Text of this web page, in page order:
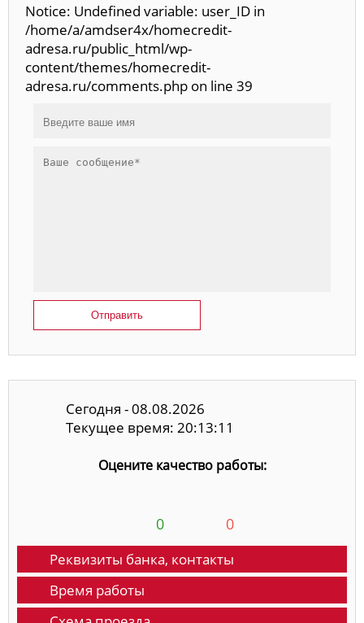
Notice: Undefined variable: user_ID in
/home/a/amdser4x/homecredit-
adresa.ru/public_html/wp-
content/themes/homecredit-
adresa.ru/comments.php on line 39
Отправить
Сегодня - 08.08.2026
Текущее время: 20:13:11
Оцените качество работы:
0 0
Реквизиты банка, контакты
Время работы